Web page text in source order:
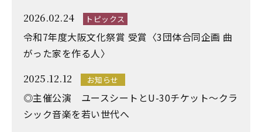
2026.02.24 トピックス
令和7年度大阪文化祭賞 受賞〈3団体合同企画 曲
がった家を作る人〉
2025.12.12 お知らせ
◎主催公演 ユースシートとU-30チケット～クラ
シック音楽を若い世代へ